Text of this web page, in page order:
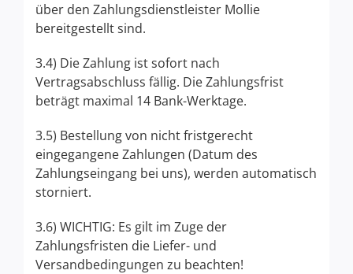
über den Zahlungsdienstleister Mollie
bereitgestellt sind.
3.4) Die Zahlung ist sofort nach
Vertragsabschluss fällig. Die Zahlungsfrist
beträgt maximal 14 Bank-Werktage.
3.5) Bestellung von nicht fristgerecht
eingegangene Zahlungen (Datum des
Zahlungseingang bei uns), werden automatisch
storniert.
3.6) WICHTIG: Es gilt im Zuge der
Zahlungsfristen die Liefer- und
Versandbedingungen zu beachten!